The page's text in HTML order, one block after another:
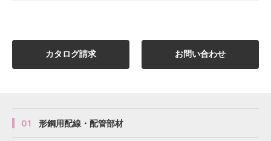
カタログ請求 お問い合わせ
01 形鋼用配線・配管部材